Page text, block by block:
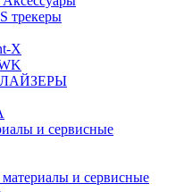
трекеры
X
и сервисные
и сервисные